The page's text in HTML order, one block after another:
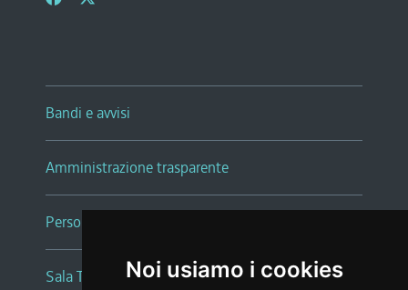
Noi usiamo i cookies
Bandi e avvisi
Amministrazione trasparente
Persone e Uffici
Sala Tiziano Tessitori